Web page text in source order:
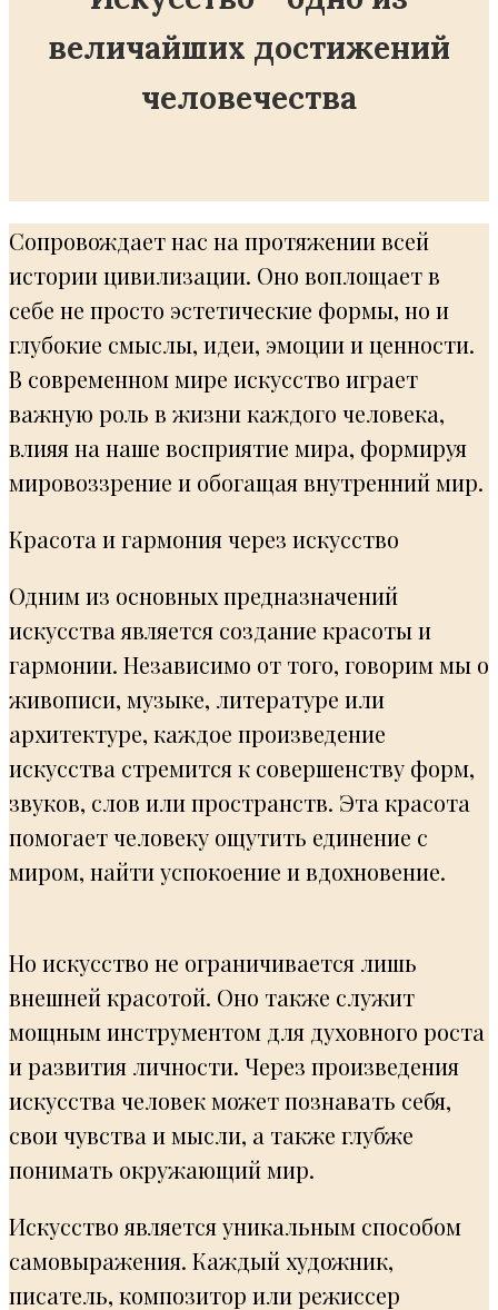
величайших достижений
человечества
Сопровождает нас на протяжении всей
истории цивилизации. Оно воплощает в
себе не просто эстетические формы, но и
глубокие смыслы, идеи, эмоции и ценности.
В современном мире искусство играет
важную роль в жизни каждого человека,
влияя на наше восприятие мира, формируя
мировоззрение и обогащая внутренний мир.
Красота и гармония через искусство
Одним из основных предназначений
искусства является создание красоты и
гармонии. Независимо от того, говорим мы о
живописи, музыке, литературе или
архитектуре, каждое произведение
искусства стремится к совершенству форм,
звуков, слов или пространств. Эта красота
помогает человеку ощутить единение с
миром, найти успокоение и вдохновение.
Но искусство не ограничивается лишь
внешней красотой. Оно также служит
мощным инструментом для духовного роста
и развития личности. Через произведения
искусства человек может познавать себя,
свои чувства и мысли, а также глубже
понимать окружающий мир.
Искусство является уникальным способом
самовыражения. Каждый художник,
писатель, композитор или режиссер